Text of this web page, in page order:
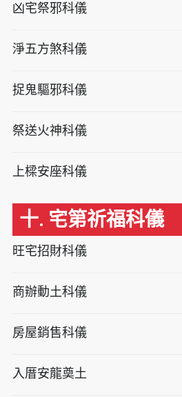
凶宅祭邪科儀
淨五方煞科儀
捉鬼驅邪科儀
祭送火神科儀
上樑安座科儀
十. 宅第祈福科儀
旺宅招財科儀
商辦動土科儀
房屋銷售科儀
入厝安龍奠土